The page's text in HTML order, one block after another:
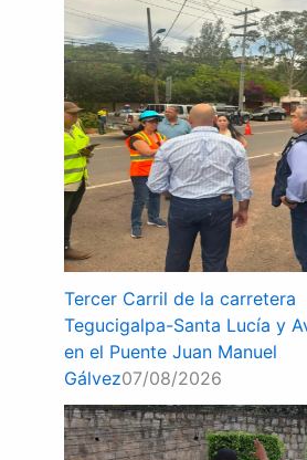
Tercer Carril de la carretera
Tegucigalpa-Santa Lucía y
en el Puente Juan Manuel
Gálvez07/08/2026